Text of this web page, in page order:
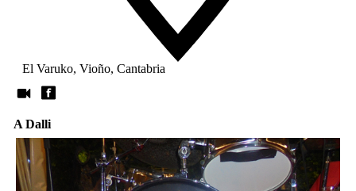
El Varuko, Vioño, Cantabria
A Dalli